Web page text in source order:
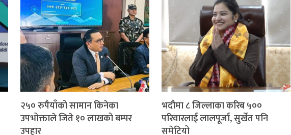
२५० रुपैयाँको सामान किनेका
उपभोक्ताले जिते १० लाखको बम्पर
उपहार
भदौमा ८ जिल्लाका करिब ५००
परिवारलाई लालपूर्जा, सुर्खेत पनि
समेटियो